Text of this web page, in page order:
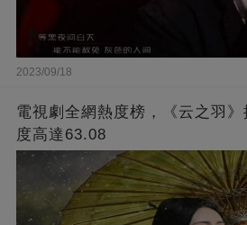
2023/09/18
電視劇全網熱度榜，《云之羽
度高達63.08